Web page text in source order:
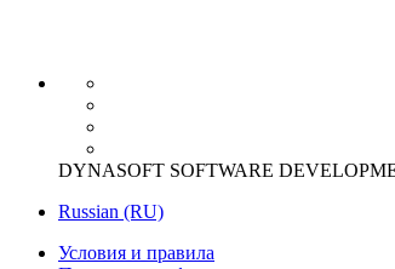
DYNASOFT SOFTWARE
Russian (RU)
Условия и правила